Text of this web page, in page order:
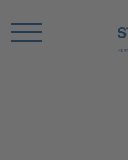
Switch